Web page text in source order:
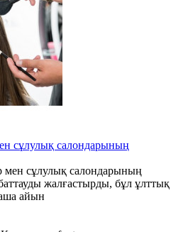
сұлулық салондарының
мен сұлулық салондарының
жалғастырды, бұл ұлттық
айын